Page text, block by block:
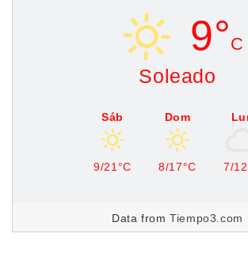
9°C
Soleado
Sáb
9/21°C
Dom
8/17°C 7/
Data fromTiempo3.com